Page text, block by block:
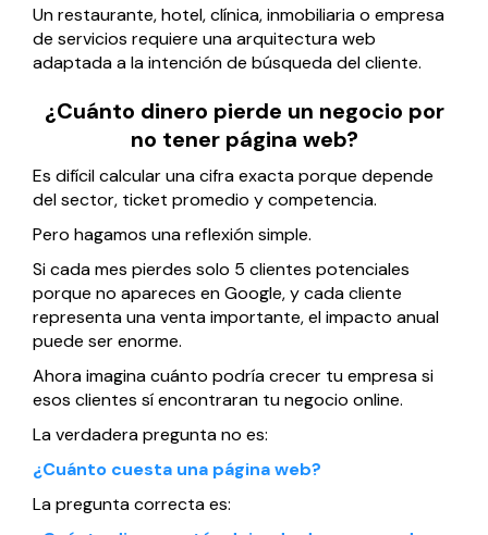
Un restaurante, hotel, clínica, inmobiliaria o empresa
de servicios requiere una arquitectura web
adaptada a la intención de búsqueda del cliente.
¿Cuánto dinero pierde un negocio por
no tener página web?
Es difícil calcular una cifra exacta porque depende
del sector, ticket promedio y competencia.
Pero hagamos una reflexión simple.
Si cada mes pierdes solo 5 clientes potenciales
porque no apareces en Google, y cada cliente
representa una venta importante, el impacto anual
puede ser enorme.
Ahora imagina cuánto podría crecer tu empresa si
esos clientes sí encontraran tu negocio online.
La verdadera pregunta no es:
¿Cuánto cuesta una página web?
La pregunta correcta es: